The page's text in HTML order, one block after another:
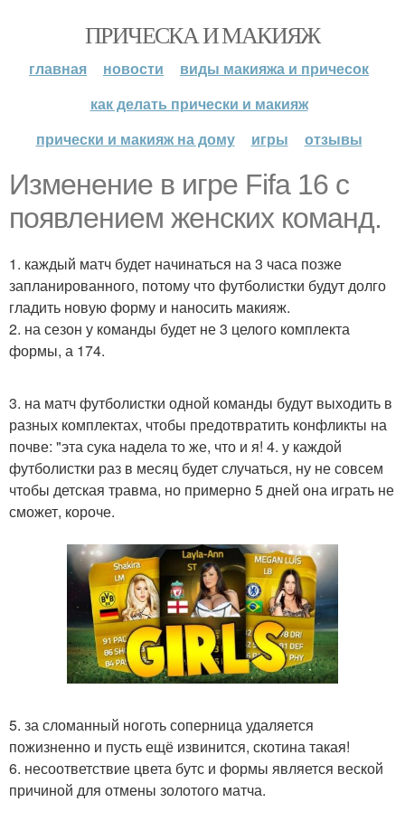
ПРИЧЕСКА И МАКИЯЖ
главная новости
виды макияжа и причесок
как делать прически и макияж
прически и макияж на дому
игры отзывы
Изменение в игре Fifa 16 с
появлением женских команд.
1. каждый матч будет начинаться на 3 часа позже
запланированного, потому что футболистки будут долго
гладить новую форму и наносить макияж.
2. на сезон у команды будет не 3 целого комплекта
формы, а 174.
3. на матч футболистки одной команды будут выходить в
разных комплектах, чтобы предотвратить конфликты на
почве: "эта сука надела то же, что и я! 4. у каждой
футболистки раз в месяц будет случаться, ну не совсем
чтобы детская травма, но примерно 5 дней она играть не
сможет, короче.
5. за сломанный ноготь соперница удаляется
пожизненно и пусть ещё извинится, скотина такая!
6. несоответствие цвета бутс и формы является веской
причиной для отмены золотого матча.